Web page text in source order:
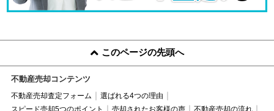
このページの先頭へ
不動産売却コンテンツ
不動産売却査定フォーム
選ばれる4つの理由
スピード売却5つのポイント
売却されたお客様の声
不動産売却の流れ